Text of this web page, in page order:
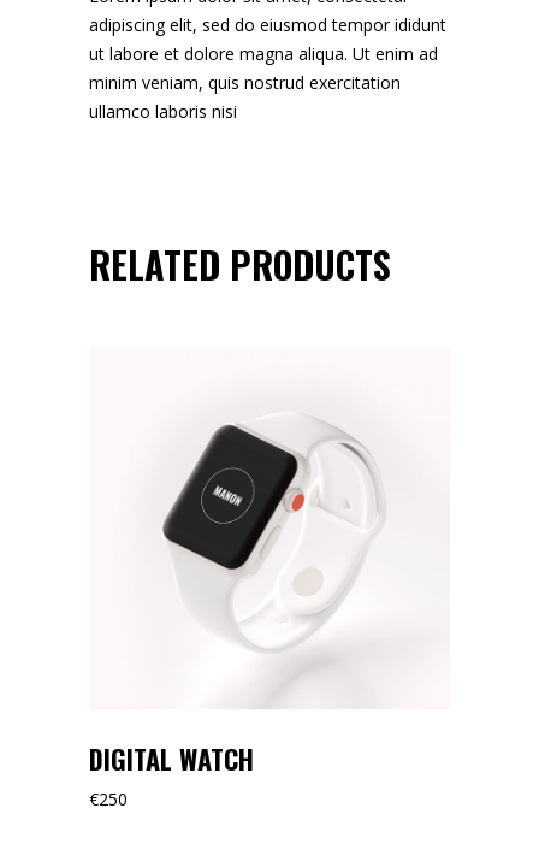
adipiscing elit, sed do eiusmod tempor ididunt
ut labore et dolore magna aliqua. Ut enim ad
minim veniam, quis nostrud exercitation
ullamco laboris nisi
RELATED PRODUCTS
DIGITAL WATCH
€250